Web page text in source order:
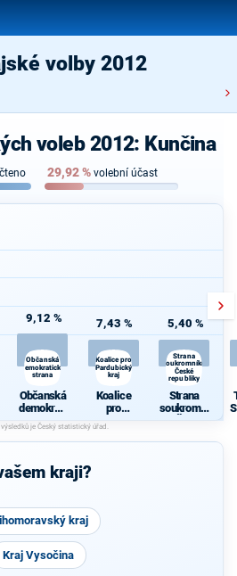
volby 2012
voleb 2012: Kunčina
29,92% volební účast
9,12 %
Občanská
demokratická
strana
Občanská
demokrati
cká strana
7,43 %
Koalice pro
Pardubický
kraj
Koalice
pro
Pardubick
ý kraj
5,40 %
Strana
soukromníků
České
republiky
Strana
soukromní
ků České
kraji?
kraj
Kraj Vysočina